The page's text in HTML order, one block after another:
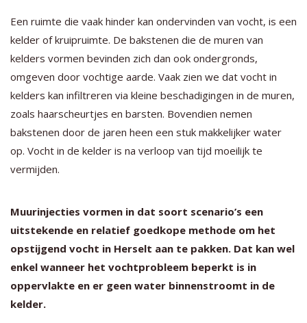
Een ruimte die vaak hinder kan ondervinden van vocht, is een
kelder of kruipruimte. De bakstenen die de muren van
kelders vormen bevinden zich dan ook ondergronds,
omgeven door vochtige aarde. Vaak zien we dat vocht in
kelders kan infiltreren via kleine beschadigingen in de muren,
zoals haarscheurtjes en barsten. Bovendien nemen
bakstenen door de jaren heen een stuk makkelijker water
op. Vocht in de kelder is na verloop van tijd moeilijk te
vermijden.
Muurinjecties vormen in dat soort scenario’s een
uitstekende en relatief goedkope methode om het
opstijgend vocht in Herselt aan te pakken. Dat kan wel
enkel wanneer het vochtprobleem beperkt is in
oppervlakte en er geen water binnenstroomt in de
kelder.